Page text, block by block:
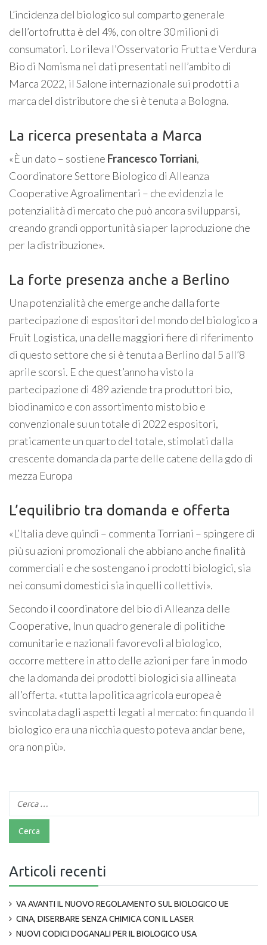
L’incidenza del biologico sul comparto generale
dell’ortofrutta è del 4%, con oltre 30 milioni di
consumatori. Lo rileva l’Osservatorio Frutta e Verdura
Bio di Nomisma nei dati presentati nell’ambito di
Marca 2022, il Salone internazionale sui prodotti a
marca del distributore che si è tenuta a Bologna.
La ricerca presentata a Marca
«È un dato – sostiene Francesco Torriani,
Coordinatore Settore Biologico di Alleanza
Cooperative Agroalimentari – che evidenzia le
potenzialità di mercato che può ancora svilupparsi,
creando grandi opportunità sia per la produzione che
per la distribuzione».
La forte presenza anche a Berlino
Una potenzialità che emerge anche dalla forte
partecipazione di espositori del mondo del biologico a
Fruit Logistica, una delle maggiori fiere di riferimento
di questo settore che si è tenuta a Berlino dal 5 all’8
aprile scorsi. E che quest’anno ha visto la
partecipazione di 489 aziende tra produttori bio,
biodinamico e con assortimento misto bio e
convenzionale su un totale di 2022 espositori,
praticamente un quarto del totale, stimolati dalla
crescente domanda da parte delle catene della gdo di
mezza Europa
L’equilibrio tra domanda e offerta
«L’Italia deve quindi – commenta Torriani – spingere di
più su azioni promozionali che abbiano anche finalità
commerciali e che sostengano i prodotti biologici, sia
nei consumi domestici sia in quelli collettivi».
Secondo il coordinatore del bio di Alleanza delle
Cooperative, In un quadro generale di politiche
comunitarie e nazionali favorevoli al biologico,
occorre mettere in atto delle azioni per fare in modo
che la domanda dei prodotti biologici sia allineata
all’offerta. «tutta la politica agricola europea è
svincolata dagli aspetti legati al mercato: fin quando il
biologico era una nicchia questo poteva andar bene,
ora non più».
Articoli recenti
VA AVANTI IL NUOVO REGOLAMENTO SUL BIOLOGICO UE
CINA, DISERBARE SENZA CHIMICA CON IL LASER
NUOVI CODICI DOGANALI PER IL BIOLOGICO USA